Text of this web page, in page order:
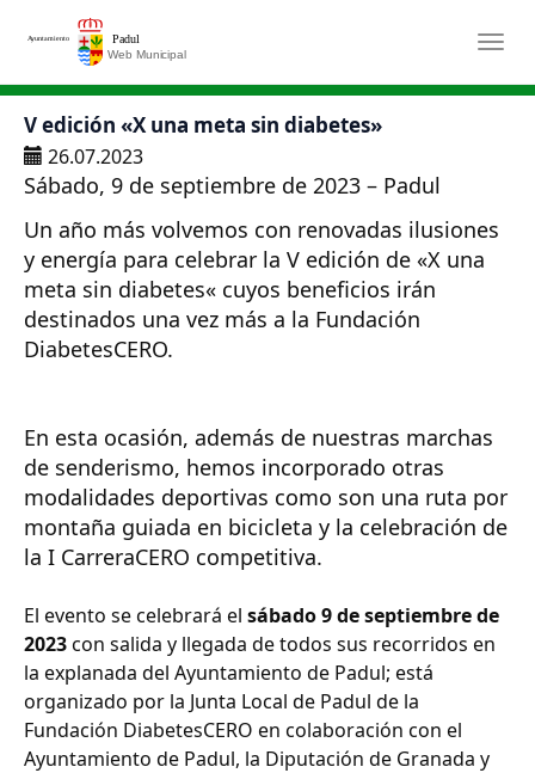
Saltar al contenido principal
V edición «X una meta sin diabetes»
26.07.2023
Sábado, 9 de septiembre de 2023 – Padul
Un año más volvemos con renovadas ilusiones
y energía para celebrar la V edición de «X una
meta sin diabetes« cuyos beneficios irán
destinados una vez más a la Fundación
DiabetesCERO.
En esta ocasión, además de nuestras marchas
de senderismo, hemos incorporado otras
modalidades deportivas como son una ruta por
montaña guiada en bicicleta y la celebración de
la I CarreraCERO competitiva.
El evento se celebrará el sábado 9 de septiembre de
2023con salida y llegada de todos sus recorridos en
la explanada del Ayuntamiento de Padul; está
organizado por la Junta Local de Padul de la
Fundación DiabetesCERO en colaboración con el
Ayuntamiento de Padul, la Diputación de Granada y